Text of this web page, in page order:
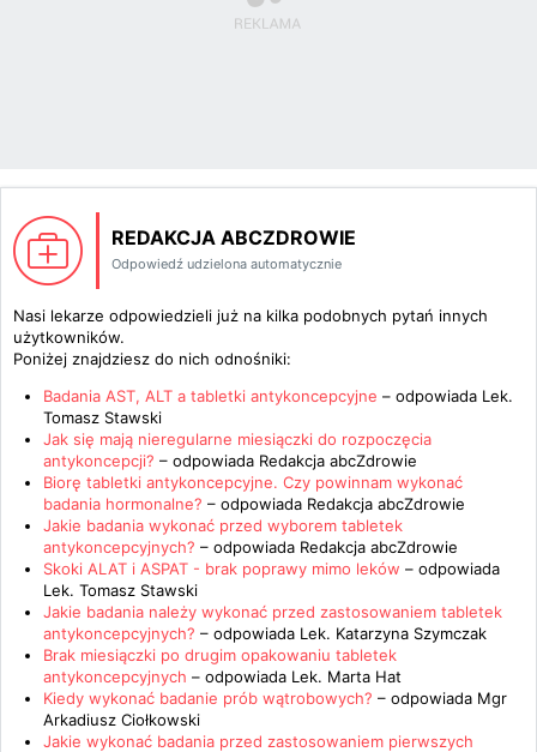
REDAKCJA ABCZDROWIE
Odpowiedź udzielona automatycznie
Nasi lekarze odpowiedzieli już na kilka podobnych pytań innych
użytkowników.
Poniżej znajdziesz do nich odnośniki:
Badania AST, ALT a tabletki antykoncepcyjne – odpowiada Lek.
Tomasz Stawski
Jak się mają nieregularne miesiączki do rozpoczęcia
antykoncepcji? – odpowiada Redakcja abcZdrowie
Biorę tabletki antykoncepcyjne. Czy powinnam wykonać
badania hormonalne? – odpowiada Redakcja abcZdrowie
Jakie badania wykonać przed wyborem tabletek
antykoncepcyjnych? – odpowiada Redakcja abcZdrowie
Skoki ALAT i ASPAT - brak poprawy mimo leków – odpowiada
Lek. Tomasz Stawski
Jakie badania należy wykonać przed zastosowaniem tabletek
antykoncepcyjnych? – odpowiada Lek. Katarzyna Szymczak
Brak miesiączki po drugim opakowaniu tabletek
antykoncepcyjnych – odpowiada Lek. Marta Hat
Kiedy wykonać badanie prób wątrobowych? – odpowiada Mgr
Arkadiusz Ciołkowski
Jakie wykonać badania przed zastosowaniem pierwszych